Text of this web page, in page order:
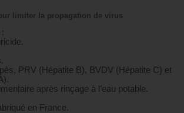
limiter la propagation de virus
PRV (Hépatite B), BVDV (Hépatite C) et
après rinçage à l’eau potable.
en France.